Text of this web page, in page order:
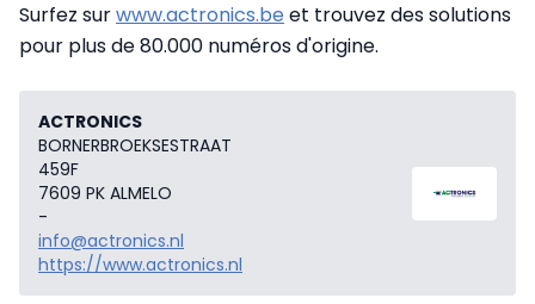
Surfez surwww.actronics.be et trouvez des solutions
pour plus de 80.000 numéros d'origine.
ACTRONICS
BORNERBROEKSESTRAAT
459F
7609 PK ALMELO
-
info@actronics.nl
https://www.actronics.nl